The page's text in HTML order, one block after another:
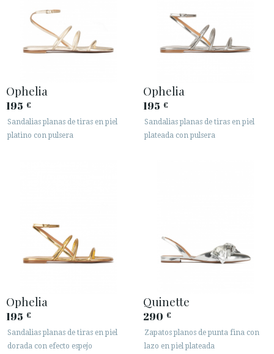
ACCESO A MI PEDIDO
ESPAÑOL ENGLISH
· POLÍTICA DE PRIVACIDAD
· TÉRMINOS Y CONDICIONES
· AVISO LEGAL
 
ÁREA DE CLIENTES B2B
SECURE WEB SSL CERTIFICATE © 2026 PURA LOPEZ
Ophelia
195 €
Sandalias planas de tiras en piel
platino con pulsera
Ophelia
195 €
Sandalias planas de tiras en piel
plateada con pulsera
Ophelia
195 €
Sandalias planas de tiras en piel
dorada con efecto espejo
Quinette
290 €
Zapatos planos de punta fina con
lazo en piel plateada